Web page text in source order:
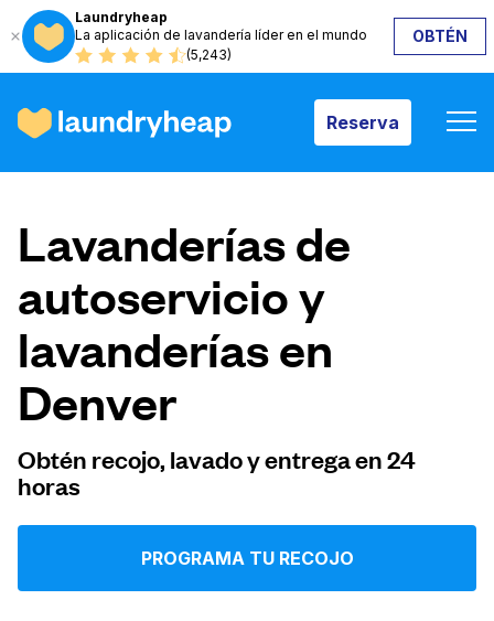
Laundryheap
La aplicación de lavandería líder en el mundo
(5,243)
OBTÉN
Reserva
Reserva
Cómo funciona
Precios y servicios
Quiénes somos
Iniciar sesión
Lavanderías de
autoservicio y
lavanderías en
Denver
Obtén recojo, lavado y entrega en 24
horas
PROGRAMA TU RECOJO